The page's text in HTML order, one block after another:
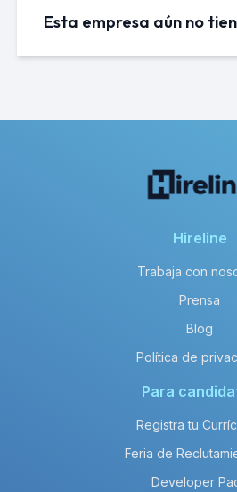
Esta empresa aún no
Hireline
Trabaja con
Prensa
Blog
Política de
Para
Registra tu
Feria de
Developer